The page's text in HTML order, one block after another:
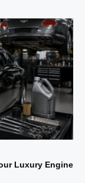
Luxury Engine